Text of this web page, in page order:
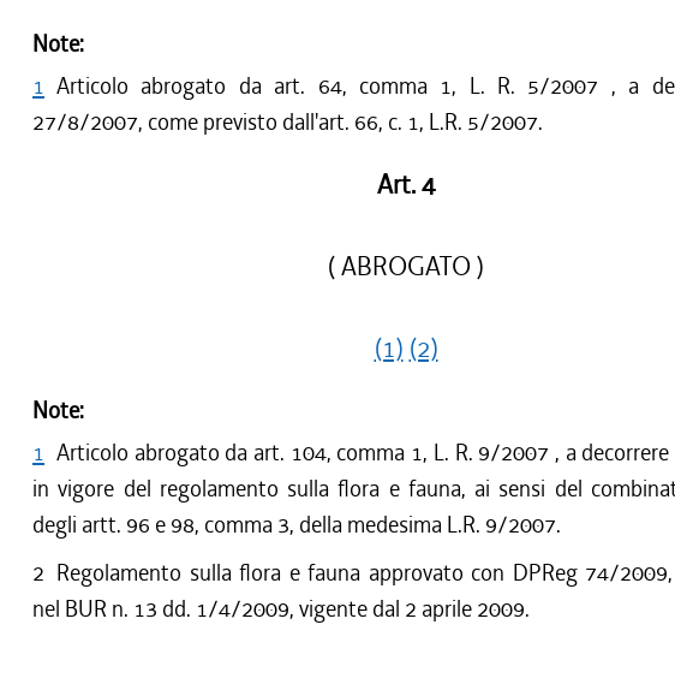
Note:
1 Articolo abrogato da art. 64, comma 1, L. R. 5/2007 , a
27/8/2007, come previsto dall'art. 66, c. 1, L.R. 5/2007.
Art. 4
( ABROGATO )
(1) (2)
Note:
1 Articolo abrogato da art. 104, comma 1, L. R. 9/2007 , a
in vigore del regolamento sulla flora e fauna, ai sensi del
degli artt. 96 e 98, comma 3, della medesima L.R. 9/2007.
2 Regolamento sulla flora e fauna approvato con DPReg 74/
nel BUR n. 13 dd. 1/4/2009, vigente dal 2 aprile 2009.